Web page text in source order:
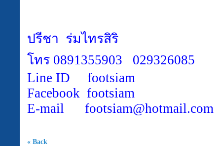
ปรีชา ร่มไทรสิริ
โทร 0891355903 029326085
Line ID footsiam
Facebook footsiam
E-mail footsiam@hotmail.com
« Back